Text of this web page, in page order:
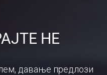
НЕ
давање предлози